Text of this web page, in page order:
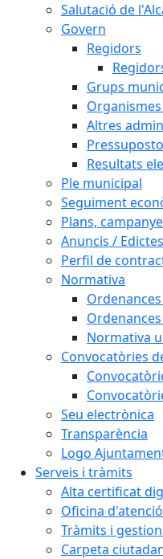
Salutació de
Govern
Regidors
Grups
Altres
Resultats
Ple municipal
Seguiment
Plans,
Anuncis / Edictes
Perfil de
Normativa
Normativa
Convocatòries
Seu electrònica
Transparència
Logo
Serveis i tràmits
Alta certificat
Oficina
Tràmits i
Carpeta